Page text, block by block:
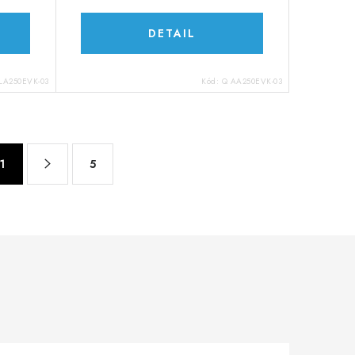
03
DETAIL
Kód: Q AA250EVK-03
1 5